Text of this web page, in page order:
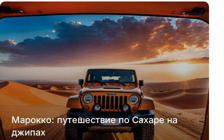
Марокко: путешествие по Сахаре на
джипах